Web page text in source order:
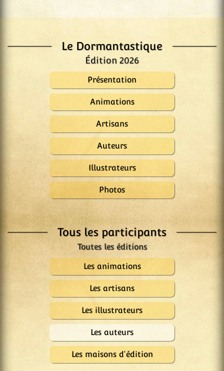
Le Dormantastique
Édition 2026
Présentation
Animations
Artisans
Auteurs
Illustrateurs
Photos
Tous les participants
Les animations
Les artisans
Les illustrateurs
Les auteurs
Les maisons d'édition